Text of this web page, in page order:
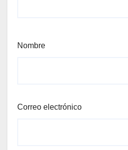
Nombre
Correo electrónico